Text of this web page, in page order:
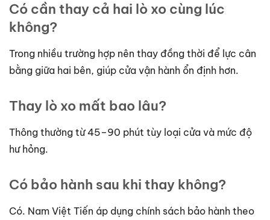
Có cần thay cả hai lò xo cùng lúc
không?
Trong nhiều trường hợp nên thay đồng thời để lực cân
bằng giữa hai bên, giúp cửa vận hành ổn định hơn.
Thay lò xo mất bao lâu?
Thông thường từ 45–90 phút tùy loại cửa và mức độ
hư hỏng.
Có bảo hành sau khi thay không?
Có. Nam Việt Tiến áp dụng chính sách bảo hành theo